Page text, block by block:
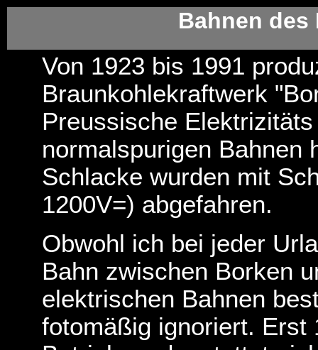
Bahnen
Von 1923 bis 1991
Braunkohlekraftwerk
Preussische
normalspurigen Bahnen
Schlacke wurden mit
1200V=) abgefahren.
Obwohl ich bei jeder
Bahn zwischen Borken
elektrischen Bahnen
fotomäßig ignoriert. Erst